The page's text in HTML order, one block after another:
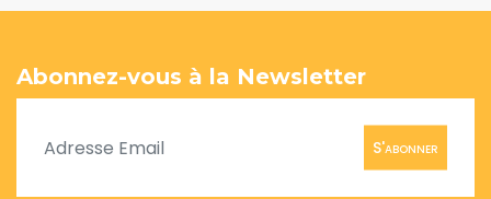
Abonnez-vous à la Newsletter
S'abonner